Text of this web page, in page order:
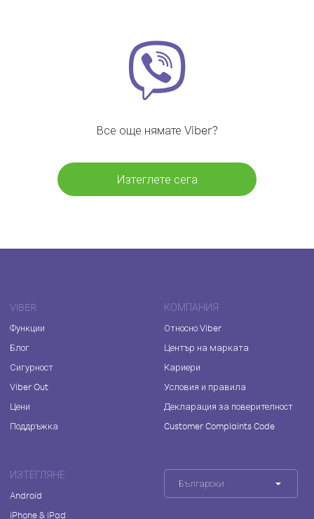
Все още нямате Viber?
Изтеглете сега
VIBER
Функции
Блог
Сигурност
Viber Out
Цени
Поддръжка
КОМПАНИЯ
Относно Viber
Център на марката
Кариери
Условия и правила
Декларация за поверителност
Customer Complaints Code
ИЗТЕГЛЯНЕ
Android
iPhone & iPad
Български